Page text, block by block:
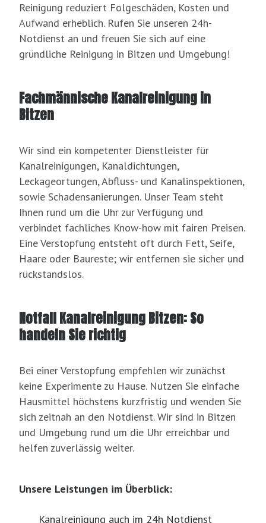
Reinigung reduziert Folgeschäden, Kosten und
Aufwand erheblich. Rufen Sie unseren 24h-
Notdienst an und freuen Sie sich auf eine
gründliche Reinigung in Bitzen und Umgebung!
Fachmännische Kanalreinigung in
Bitzen
Wir sind ein kompetenter Dienstleister für
Kanalreinigungen, Kanaldichtungen,
Leckageortungen, Abfluss- und Kanalinspektionen,
sowie Schadensanierungen. Unser Team steht
Ihnen rund um die Uhr zur Verfügung und
verbindet fachliches Know-how mit fairen Preisen.
Eine Verstopfung entsteht oft durch Fett, Seife,
Haare oder Baureste; wir entfernen sie sicher und
rückstandslos.
Notfall Kanalreinigung Bitzen: So
handeln Sie richtig
Bei einer Verstopfung empfehlen wir zunächst
keine Experimente zu Hause. Nutzen Sie einfache
Hausmittel höchstens kurzfristig und wenden Sie
sich zeitnah an den Notdienst. Wir sind in Bitzen
und Umgebung rund um die Uhr erreichbar und
helfen zuverlässig weiter.
Unsere Leistungen im Überblick:
Kanalreinigung auch im 24h Notdienst